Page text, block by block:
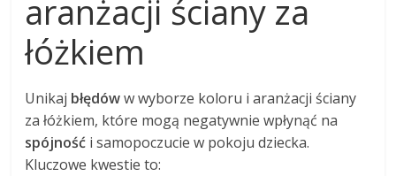
aranżacji ściany za
łóżkiem
Unikaj błędóww wyborze koloru i aranżacji ściany
za łóżkiem, które mogą negatywnie wpłynąć na
spójność i samopoczucie w pokoju dziecka.
Kluczowe kwestie to: